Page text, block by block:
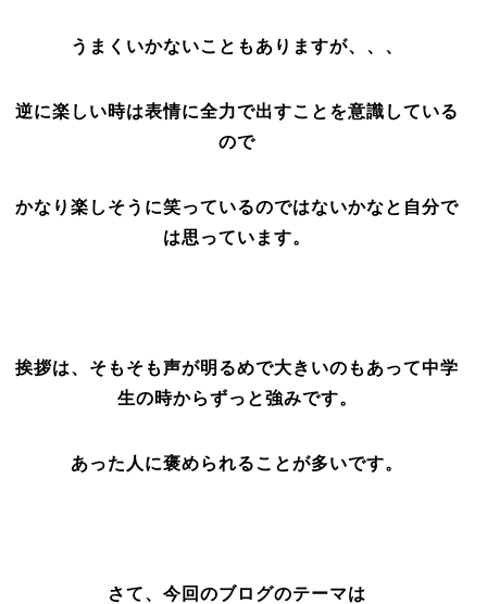
うまくいかないこともありますが、、、
逆に楽しい時は表情に全力で出すことを意識している
ので
かなり楽しそうに笑っているのではないかなと自分で
は思っています。
挨拶は、そもそも声が明るめで大きいのもあって中学
生の時からずっと強みです。
あった人に褒められることが多いです。
さて、今回のブログのテーマは